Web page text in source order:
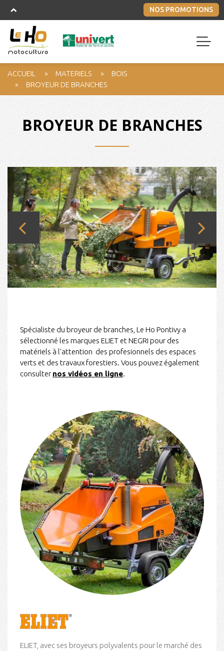
NOS PROMOTIONS
ACCUEIL MATERIELS
BOIS
BROYEUR DE BRANCHES
BROYEUR DE BRANCHES
Spécialiste du broyeur de branches, Le Ho Pontivy a
sélectionné les marques ELIET et NEGRI pour des
matériels à l'attention des profesionnels des espaces
verts et des travaux forestiers. Vous pouvez également
consulter nos vidéos en ligne.
ELIET, avec ses broyeurs polyvalents pour le marché des